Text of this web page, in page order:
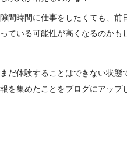
隙間時間に仕事をしたくても、前
っている可能性が高くなるのかも
まだ体験することはできない状
報を集めたことをブログにアップ